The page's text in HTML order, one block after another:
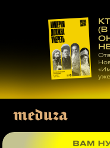
материалам